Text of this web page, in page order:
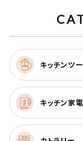
キッチンツ
キッチン家電